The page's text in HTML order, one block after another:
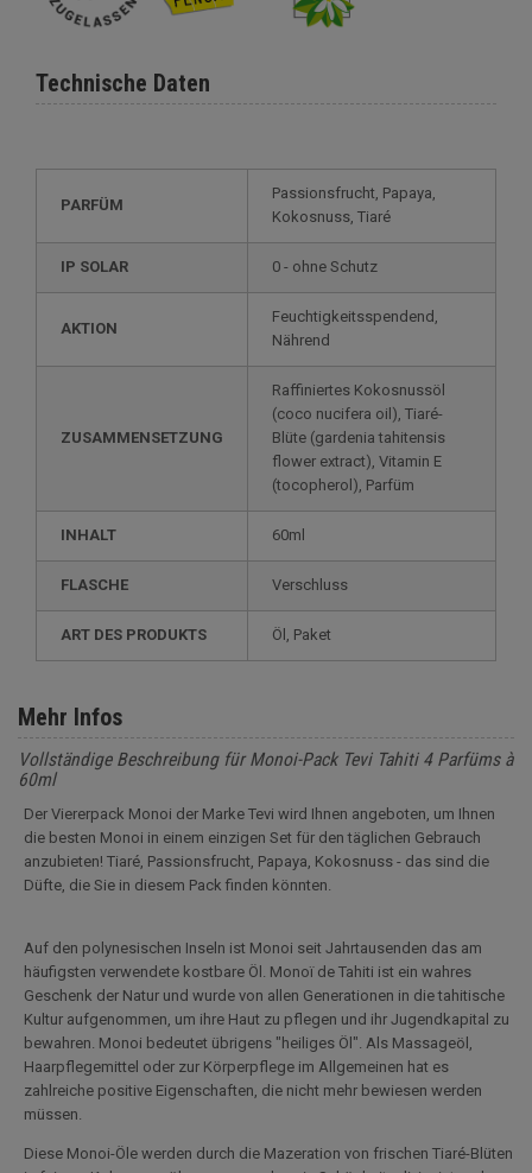
Technische Daten
PARFÜM
Passionsfrucht, Papaya,
Kokosnuss, Tiaré
IP SOLAR 0 - ohne Schutz
AKTION
Feuchtigkeitsspendend,
Nährend
ZUSAMMENSETZUNG
Raffiniertes Kokosnussöl
(coco nucifera oil), Tiaré-
Blüte (gardenia tahitensis
flower extract), Vitamin E
(tocopherol), Parfüm
INHALT 60ml
FLASCHE Verschluss
ART DES PRODUKTS Öl, Paket
Mehr Infos
Vollständige Beschreibung für Monoi-Pack Tevi Tahiti 4 Parfüms à
60ml
Der Viererpack Monoi der Marke Tevi wird Ihnen angeboten, um Ihnen
die besten Monoi in einem einzigen Set für den täglichen Gebrauch
anzubieten! Tiaré, Passionsfrucht, Papaya, Kokosnuss - das sind die
Düfte, die Sie in diesem Pack finden könnten.
Auf den polynesischen Inseln ist Monoi seit Jahrtausenden das am
häufigsten verwendete kostbare Öl. Monoï de Tahiti ist ein wahres
Geschenk der Natur und wurde von allen Generationen in die tahitische
Kultur aufgenommen, um ihre Haut zu pflegen und ihr Jugendkapital zu
bewahren. Monoi bedeutet übrigens "heiliges Öl". Als Massageöl,
Haarpflegemittel oder zur Körperpflege im Allgemeinen hat es
zahlreiche positive Eigenschaften, die nicht mehr bewiesen werden
müssen.
Diese Monoi-Öle werden durch die Mazeration von frischen Tiaré-Blüten